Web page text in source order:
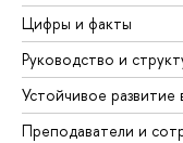
Цифры и факты
Руководство и
Устойчивое
Преподаватели и